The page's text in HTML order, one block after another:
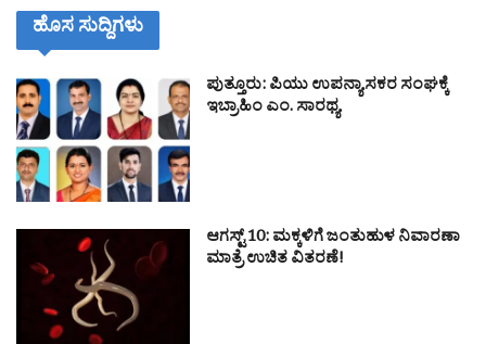
ಹೊಸ ಸುದ್ದಿಗಳು
ಪುತ್ತೂರು: ಪಿಯು ಉಪನ್ಯಾಸಕರ ಸಂಘಕ್ಕೆ
ಇಬ್ರಾಹಿಂ ಎಂ. ಸಾರಥ್ಯ
ಆಗಸ್ಟ್ 10: ಮಕ್ಕಳಿಗೆ ಜಂತುಹುಳ ನಿವಾರಣಾ
ಮಾತ್ರೆ ಉಚಿತ ವಿತರಣೆ!